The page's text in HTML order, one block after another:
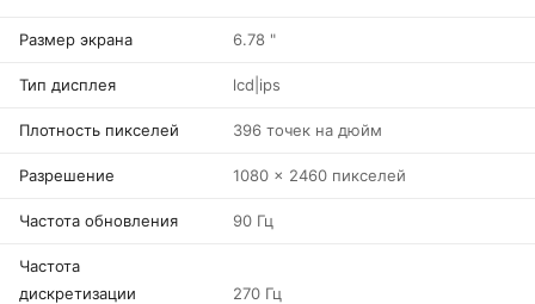
Размер экрана 6.78 "
Тип дисплея lcd|ips
Плотность пикселей 396 точек на дюйм
Разрешение 1080 x 2460 пикселей
Частота обновления 90 Гц
Частота
дискретизации
270 Гц